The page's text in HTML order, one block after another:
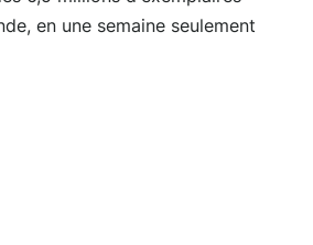
en une semaine seulement